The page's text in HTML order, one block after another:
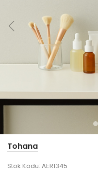
Tohana
Stok Kodu: AER1345